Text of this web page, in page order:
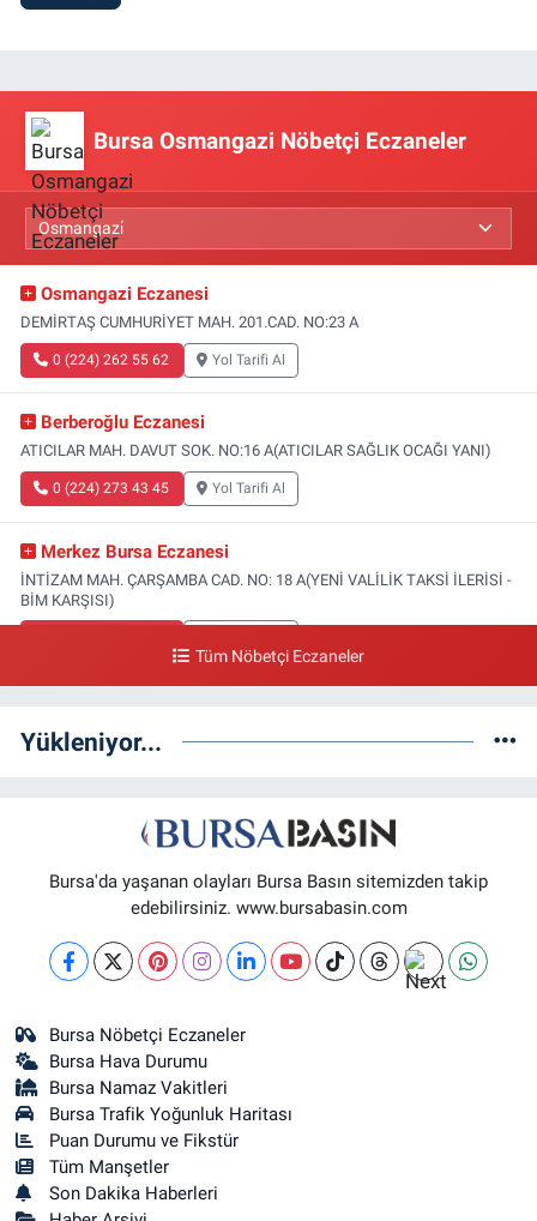
Bursa Osmangazi Nöbetçi Eczaneler
Osmangazi Eczanesi
DEMİRTAŞ CUMHURİYET MAH. 201.CAD. NO:23 A
0 (224) 262 55 62 Yol Tarifi Al
Berberoğlu Eczanesi
ATICILAR MAH. DAVUT SOK. NO:16 A(ATICILAR SAĞLIK OCAĞI YANI)
0 (224) 273 43 45 Yol Tarifi Al
Merkez Bursa Eczanesi
İNTİZAM MAH. ÇARŞAMBA CAD. NO: 18 A(YENİ VALİLİK TAKSİ İLERİSİ -
BİM KARŞISI)
FATİH MAH. DOĞAN CAD. NO:61(BEŞYOL ALTI - FATİH ASM VE KIZ
TEKNİK LİSESİ YANI)
Yenikale Eczanesi
DİKKALDIRIM MAH. HAT CAD. NO:1 1-B(ZÜBEYDE HANIM DOĞUMEVİ
HAMİTLER MAH. 1.FATİH CAD. NO:22 C(HAMİTLER YENİ KAPALI PAZAR
ALTI)
0 (224) 909 39 87 Yol Tarifi Al
Tüm Nöbetçi Eczaneler
Yükleniyor...
Bursa'da yaşanan olayları Bursa Basın sitemizden takip
edebilirsiniz. www.bursabasin.com
Bursa Nöbetçi Eczaneler
Bursa Hava Durumu
Bursa Namaz Vakitleri
Bursa Trafik Yoğunluk Haritası
Puan Durumu ve Fikstür
Tüm Manşetler
Son Dakika Haberleri